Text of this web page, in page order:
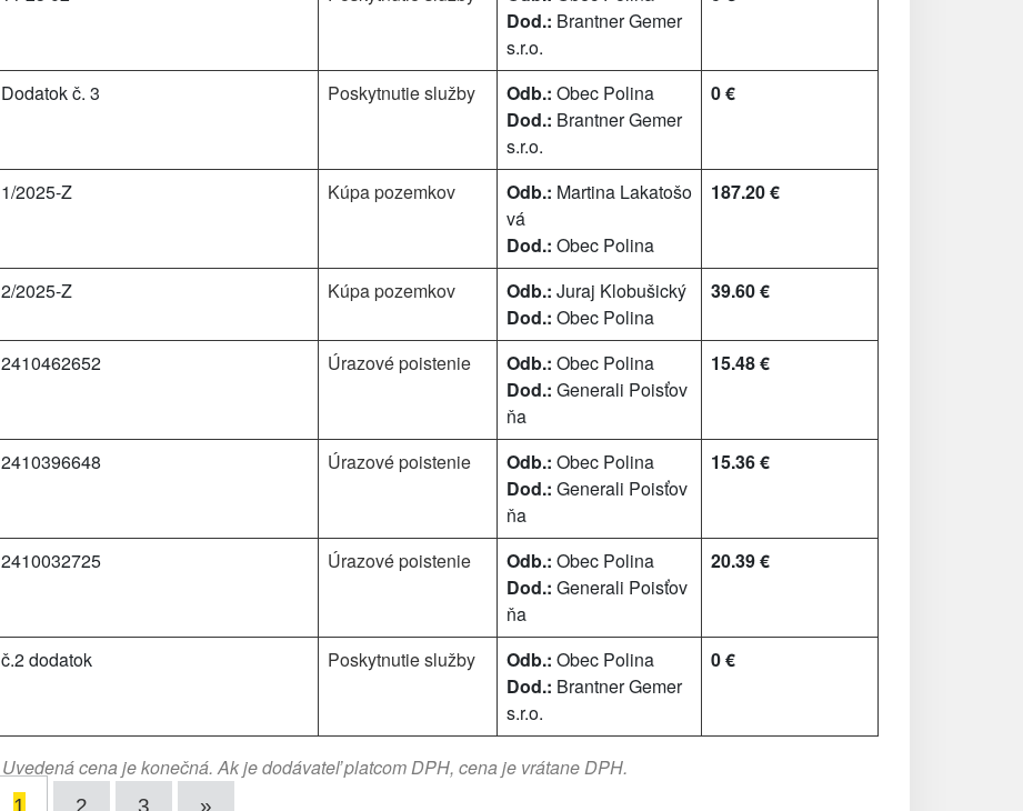
Dod.: Brantner Gemer
s.r.o.
Dodatok č. 3 Poskytnutie služby Odb.: Obec Polina
Dod.: Brantner Gemer
s.r.o.
0 €
1/2025-Z Kúpa pozemkov Odb.: Martina Lakatošo
vá
Dod.: Obec Polina
187.20 €
2/2025-Z Kúpa pozemkov Odb.: Juraj Klobušický
Dod.: Obec Polina
39.60 €
2410462652 Úrazové poistenie Odb.: Obec Polina
Dod.: Generali Poisťov
ňa
15.48 €
2410396648 Úrazové poistenie Odb.: Obec Polina
Dod.: Generali Poisťov
ňa
15.36 €
2410032725 Úrazové poistenie Odb.: Obec Polina
Dod.: Generali Poisťov
ňa
20.39 €
č.2 dodatok Poskytnutie služby Odb.: Obec Polina
Dod.: Brantner Gemer
s.r.o.
0 €
Uvedená cena je konečná. Ak je dodávateľ platcom DPH, cena je vrátane DPH.
1 2 3 »